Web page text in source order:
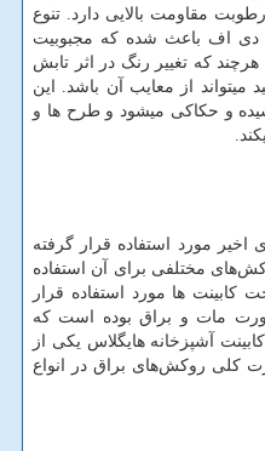
مقاومت بالایی دارد. تنوع
دی اف باعث شده که مجبوبیت
که تغییر رنگ در اثر تابش
از معایب آن باشد. این
و حکاکی می­شود و طرح­ ها و
اخیر مورد استفاده قرار گرفته
های مختلفی برای آن استفاده
کابینت‌ ها مورد استفاده قرار
مات و براق بوده است که
آشپزخانه هایگلاس یکی از
کلی روکشهای براق در انواع